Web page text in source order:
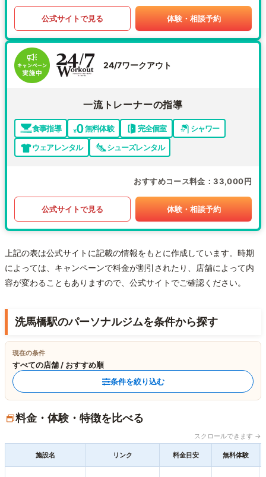
公式サイトで見る 体験・相談予約
24/7ワークアウト
一流トレーナーの指導
食事指導 無料体験 完全個室
シャワー
ウェアレンタル
シューズレンタル
おすすめコース料金 33,000円
公式サイトで見る 体験・相談予約
上記の表は公式サイトに記載の情報をもとに作成しています。時期
によっては、キャンペーンで料金が割引されたり、店舗によって内
容が変わることもありますので、公式サイトでご確認ください。
洗馬橋駅のパーソナルジムを条件から探す
現在の条件
すべての店舗 / おすすめ順
条件を絞り込む
料金・体験・特徴を比べる
スクロールできます →
施設名 リンク 料金目安 無料体験